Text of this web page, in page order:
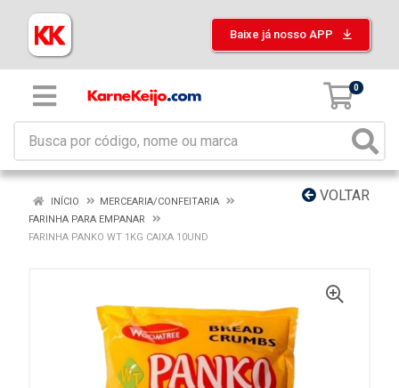
Baixe já nosso APP
0
VOLTAR
INÍCIO
MERCEARIA/CONFEITARIA
FARINHA PARA EMPANAR
FARINHA PANKO WT 1KG CAIXA 10UND